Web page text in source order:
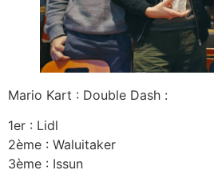
Mario Kart : Double Dash :
1er : Lidl
2ème : Waluitaker
3ème : Issun